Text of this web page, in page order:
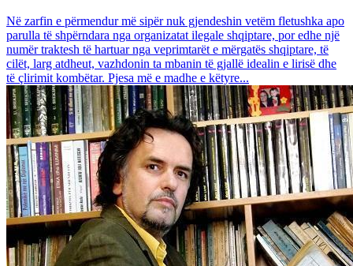
Në zarfin e përmendur më sipër nuk gjendeshin vetëm fletushka apo
parulla të shpërndara nga organizatat ilegale shqiptare, por edhe një
numër traktesh të hartuar nga veprimtarët e mërgatës shqiptare, të
cilët, larg atdheut, vazhdonin ta mbanin të gjallë idealin e lirisë dhe
të çlirimit kombëtar. Pjesa më e madhe e këtyre...